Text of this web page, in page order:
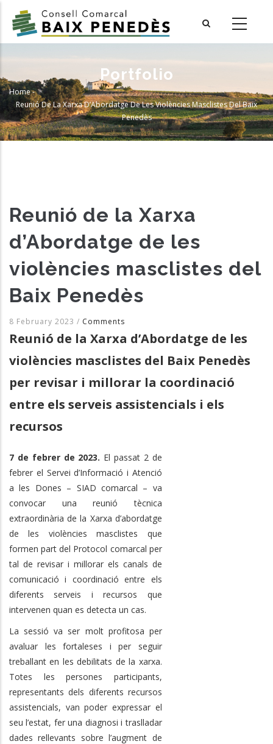
main
Portfolio
Breadcrumb
Home-
Reunió De La Xarxa D’Abordatge De Les Violències Masclistes Del Baix
Penedès
Reunió de la Xarxa
d’Abordatge de les
violències masclistes del
Baix Penedès
8 February 2023 / Comments
Reunió de la Xarxa d’Abordatge de les
violències masclistes del Baix Penedès
per revisar i millorar la coordinació
entre els serveis assistencials i els
recursos
7 de febrer de 2023. El passat 2 de
febrer el Servei d’Informació i Atenció
a les Dones – SIAD comarcal – va
convocar una reunió tècnica
extraordinària de la Xarxa d’abordatge
de les violències masclistes que
formen part del Protocol comarcal per
tal de revisar i millorar els canals de
comunicació i coordinació entre els
diferents serveis i recursos que
intervenen quan es detecta un cas.
La sessió va ser molt profitosa per
avaluar les fortaleses i per seguir
treballant en les debilitats de la xarxa.
Totes les persones participants,
representants dels diferents recursos
assistencials, van poder expressar el
seu l’estat, fer una diagnosi i traslladar
dades rellevants sobre l’augment de